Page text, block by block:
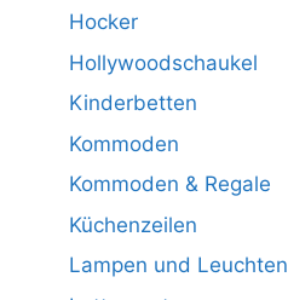
Hocker
Hollywoodschaukel
Kinderbetten
Kommoden
Kommoden & Regale
Küchenzeilen
Lampen und Leuchten